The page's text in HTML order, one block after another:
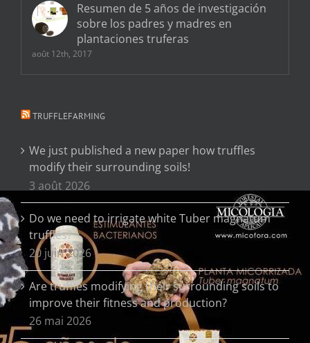
Resumen de 5 años de investigación
sobre los padres y madres en
plantaciones truferas
août 12th, 2017
TRUFFLEFARMING
We just published a new paper how truffles
modify their surrounding soils!
3 août 2026
Do we need to irrigate white Tuber magnatum
truffles?
20 juin 2026
Are truffles modifying their surrounding soils to
improve their fitness and production?
26 mai 2026